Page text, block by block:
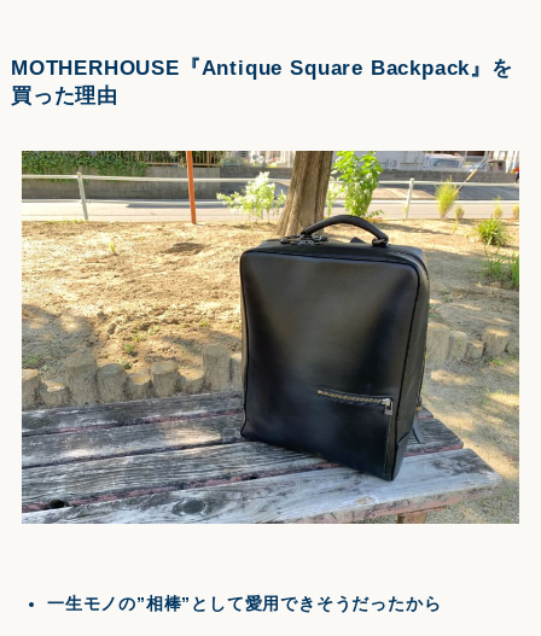
MOTHERHOUSE『Antique Square Backpack』を
買った理由
一生モノの”相棒”として愛用できそうだったから